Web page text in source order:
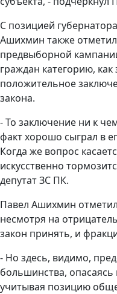
С позицией
Ашихмин также
предвыборной
граждан категорию,
положительное
закона.
- То заключение ни к
факт хорошо сыграл в
Когда же вопрос
искусственно
депутат ЗС ПК.
Павел Ашихмин
несмотря на
закон принять, и
- Но здесь, видимо,
большинства, опасаясь
учитывая позицию